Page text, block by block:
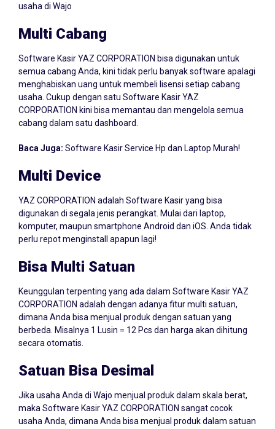
semua cabang Anda, kini tidak perlu banyak software apalagi
menghabiskan uang untuk membeli lisensi setiap cabang
usaha. Cukup dengan satu Software Kasir YAZ
CORPORATION kini bisa memantau dan mengelola semua
cabang dalam satu dashboard.
digunakan di segala jenis perangkat. Mulai dari laptop,
komputer, maupun smartphone Android dan iOS. Anda tidak
perlu repot menginstall apapun lagi!
CORPORATION adalah dengan adanya fitur multi satuan,
dimana Anda bisa menjual produk dengan satuan yang
berbeda. Misalnya 1 Lusin = 12 Pcs dan harga akan dihitung
secara otomatis.
maka Software Kasir YAZ CORPORATION sangat cocok
usaha Anda, dimana Anda bisa menjual produk dalam satuan
desimal seperti Gram, Kilogram, Centimeter, Milimeter, dan